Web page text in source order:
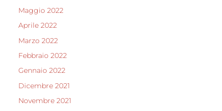
Maggio 2022
Aprile 2022
Marzo 2022
Febbraio 2022
Gennaio 2022
Dicembre 2021
Novembre 2021